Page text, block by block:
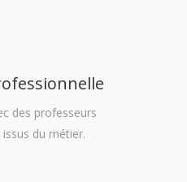
des professeurs
du métier.